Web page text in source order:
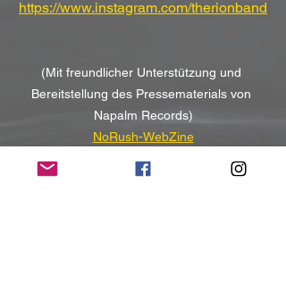
https://www.instagram.com/therionband
(Mit freundlicher Unterstützung und
Bereitstellung des Pressematerials von
Napalm Records)
NoRush-WebZine